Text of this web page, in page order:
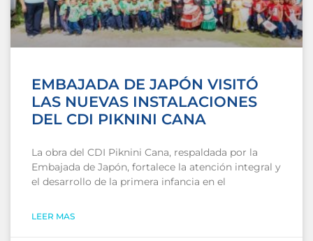
EMBAJADA DE JAPÓN VISITÓ
LAS NUEVAS INSTALACIONES
DEL CDI PIKNINI CANA
La obra del CDI Piknini Cana, respaldada por la
Embajada de Japón, fortalece la atención integral y
el desarrollo de la primera infancia en el
LEER MAS